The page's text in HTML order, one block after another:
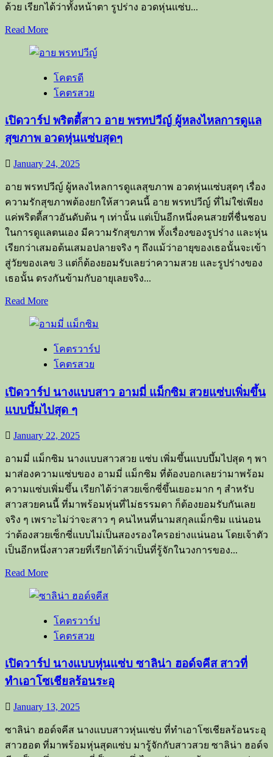
แบบ
ๆ
ด้วย เรียกได้ว่าทั้งหน้าตา รูปร่าง อวดหุ่นแซ่บ...
Read MoreRead
about
วาร์
ฟลู
สาว
แซ่บ
นุ่น
ลลดา
จาก
แก๊ง
สาว
ตัว
ตึง
วงการ
OnlyFans
โคตรดี
โคตรสวย
เปิดวาร์ป พริตตี้สาว อาย พรทปวีญ์ ผู้หลงไหลการดูแล
สุขภาพ อวดหุ่นแซ่บสุดๆ
January 24, 2025
อาย พรทปวีญ์ ผู้หลงไหลการดูแลสุขภาพ อวดหุ่นแซ่บสุดๆ เรื่อง
ความรักสุขภาพต้องยกให้สาวคนนี้ อาย พรทปวีญ์ ที่ไม่ใช่เพียง
แค่พริตตี้สาวอันดับต้น ๆ เท่านั้น แต่เป็นอีกหนึ่งคนสวยที่ชื่นชอบ
ในการดูแลตนเอง มีความรักสุขภาพ ทั้งเรื่องของรูปร่าง และหุ่น
เรียกว่าเสมอต้นเสมอปลายจริง ๆ ถึงแม้ว่าอายุของเธอนั้นจะเข้า
สู่วัยของเลข 3 แต่ก็ต้องยอมรับเลยว่าความสวย และรูปร่างของ
เธอนั้น ตรงกันข้ามกับอายุเลยจริง...
Read MoreRead
about
วาร์
ตี้
สาว
พรทป
วีญ์
ผู้
หลง
ไหล
การ
ดูแล
สุขภาพ
หุ่น
แซ่
สุดๆ
โคตรวาร์ป
โคตรสวย
เปิดวาร์ป นางแบบสาว อามมี่ แม็กซิม สวยแซ่บเพิ่มขึ้น
แบบบึ้มไปสุด ๆ
January 22, 2025
อามมี่ แม็กซิม นางแบบสาวสวย แซ่บ เพิ่มขึ้นแบบบึ้มไปสุด ๆ พา
มาส่องความแซ่บของ อามมี่ แม็กซิม ที่ต้องบอกเลยว่ามาพร้อม
ความแซ่บเพิ่มขึ้น เรียกได้ว่าสวยเซ็กซี่ขึ้นเยอะมาก ๆ สำหรับ
สาวสวยคนนี้ ที่มาพร้อมหุ่นที่ไม่ธรรมดา ก็ต้องยอมรับกันเลย
จริง ๆ เพราะไม่ว่าจะสาว ๆ คนไหนที่นามสกุลแม็กซิม แน่นอน
ว่าต้องสวยเซ็กซี่แบบไม่เป็นสองรองใครอย่างแน่นอน โดยเจ้าตัว
เป็นอีกหนึ่งสาวสวยที่เรียกได้ว่าเป็นที่รู้จักในวงการของ...
Read MoreRead
about
วาร์
แบบ
สาว
มี่
แม็ก
ซิม
โคตรวาร์ป
โคตรสวย
เปิดวาร์ป นางแบบหุ่นแซ่บ ซาลิน่า ฮอด์จคีส สาวที่
ทำเอาโซเชียลร้อนระอุ
January 13, 2025
ซาลิน่า ฮอด์จคีส นางแบบสาวหุ่นแซ่บ ที่ทำเอาโซเชียลร้อนระอุ
สาวฮอต ที่มาพร้อมหุ่นสุดแซ่บ มารู้จักกับสาวสวย ซาลิน่า ฮอด์จ